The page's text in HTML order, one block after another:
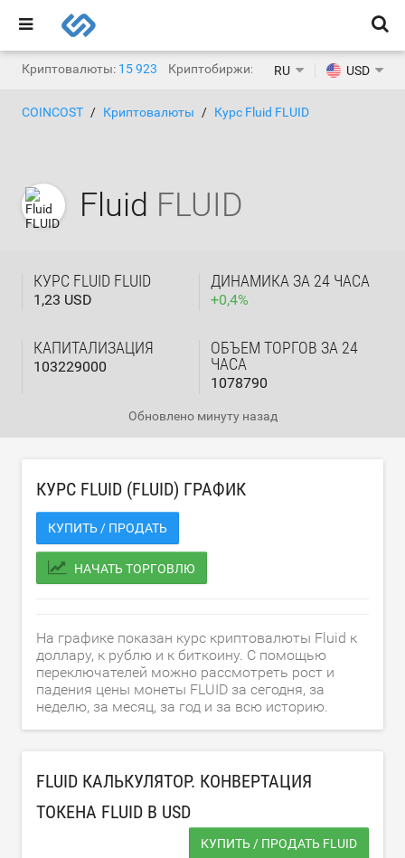
Криптовалюты: 15 923 Криптобиржи: 1 471
RU USD
COINCOST Криптовалюты Курс Fluid FLUID
Fluid FLUID
КУРС FLUID FLUID
1,23 USD
ДИНАМИКА ЗА 24 ЧАСА
+0,4%
КАПИТАЛИЗАЦИЯ
103229000
ОБЪЕМ ТОРГОВ ЗА 24
ЧАСА
1078790
Обновлено минуту назад
КУРС FLUID (FLUID) ГРАФИК
КУПИТЬ / ПРОДАТЬ
НАЧАТЬ ТОРГОВЛЮ
На графике показан курс криптовалюты Fluid к
доллару, к рублю и к биткоину. С помощью
переключателей можно рассмотреть рост и
падения цены монеты FLUID за сегодня, за
неделю, за месяц, за год и за всю историю.
FLUID КАЛЬКУЛЯТОР. КОНВЕРТАЦИЯ
ТОКЕНА FLUID В USD
КУПИТЬ / ПРОДАТЬ FLUID